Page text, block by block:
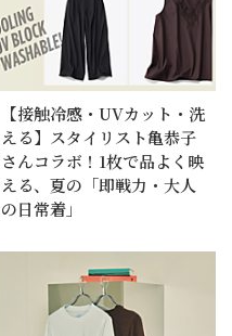
【接触冷感・UVカット・洗
える】スタイリスト亀恭子
さんコラボ！1枚で品よく映
える、夏の「即戦力・大人
の日常着」